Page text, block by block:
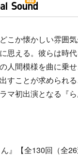
こか懐かしい雰囲
思える。彼らは時
人間模様を曲に乗
すことが求められ
マ初出演となる『
』【全130回（全26